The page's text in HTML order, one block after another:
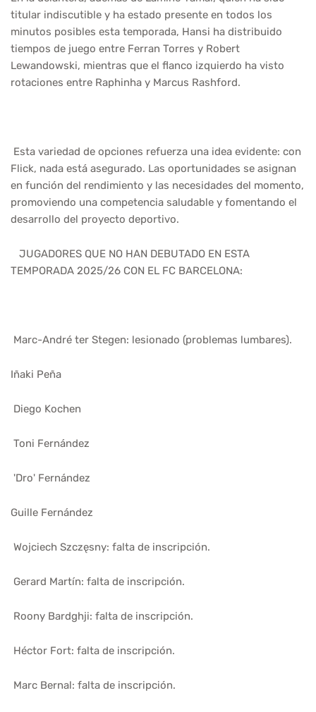
titular indiscutible y ha estado presente en todos los
minutos posibles esta temporada, Hansi ha distribuido
tiempos de juego entre Ferran Torres y Robert
Lewandowski, mientras que el flanco izquierdo ha visto
rotaciones entre Raphinha y Marcus Rashford.
Esta variedad de opciones refuerza una idea evidente: con
Flick, nada está asegurado. Las oportunidades se asignan
en función del rendimiento y las necesidades del momento,
promoviendo una competencia saludable y fomentando el
desarrollo del proyecto deportivo.
JUGADORES QUE NO HAN DEBUTADO EN ESTA
TEMPORADA 2025/26 CON EL FC BARCELONA:
Marc-André ter Stegen: lesionado (problemas lumbares).
Iñaki Peña
Diego Kochen
Toni Fernández
'Dro' Fernández
Guille Fernández
Wojciech Szczęsny: falta de inscripción.
Gerard Martín: falta de inscripción.
Roony Bardghji: falta de inscripción.
Héctor Fort: falta de inscripción.
Marc Bernal: falta de inscripción.